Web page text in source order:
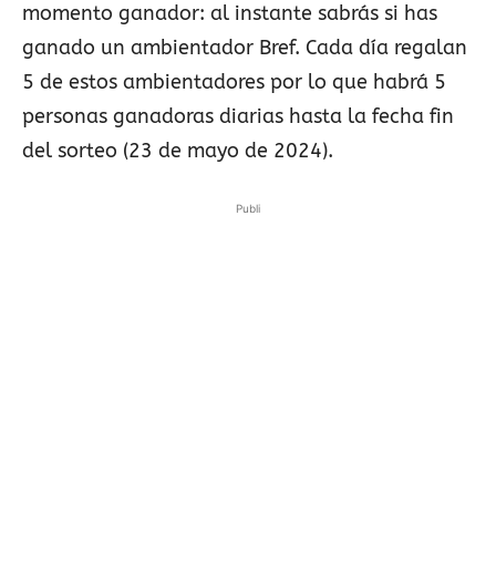
momento ganador: al instante sabrás si has
ganado un ambientador Bref. Cada día regalan
5 de estos ambientadores por lo que habrá 5
personas ganadoras diarias hasta la fecha fin
del sorteo (23 de mayo de 2024).
Publi